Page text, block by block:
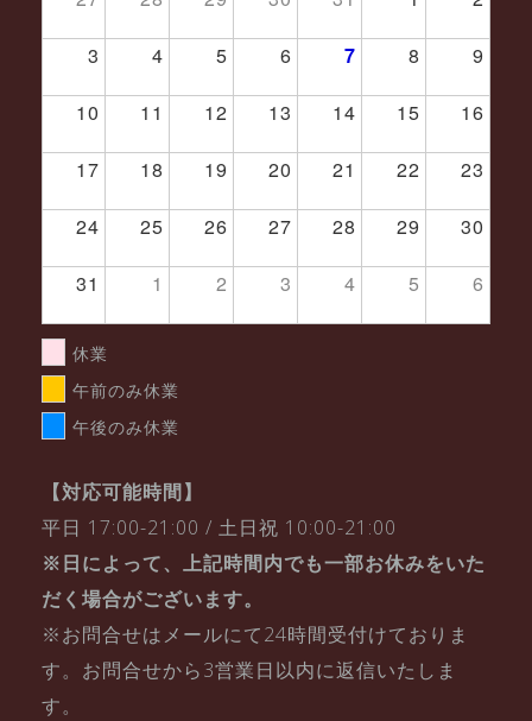
3 4 5 6 7 8 9
10 11 12 13 14 15 16
17 18 19 20 21 22 23
24 25 26 27 28 29 30
31 1 2 3 4 5 6
休業
午前のみ休業
午後のみ休業
【対応可能時間】
平日 17:00-21:00 / 土日祝 10:00-21:00
※日によって、上記時間内でも一部お休みをいた
だく場合がございます。
※お問合せはメールにて24時間受付けておりま
す。お問合せから3営業日以内に返信いたしま
す。